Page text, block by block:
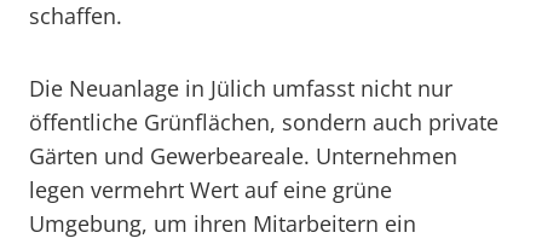
schaffen.
Die Neuanlage in Jülich umfasst nicht nur
öffentliche Grünflächen, sondern auch private
Gärten und Gewerbeareale. Unternehmen
legen vermehrt Wert auf eine grüne
Umgebung, um ihren Mitarbeitern ein